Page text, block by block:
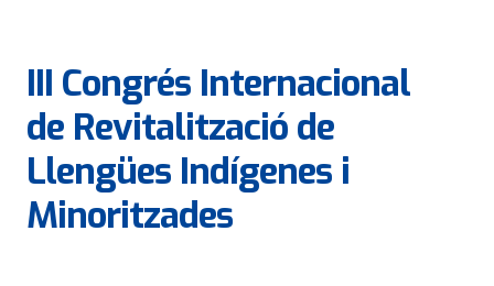
III Congrés Internacional
de Revitalització de
Llengües Indígenes i
Minoritzades